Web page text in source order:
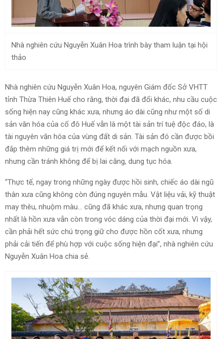
Nhà nghiên cứu Nguyễn Xuân Hoa trình bày tham luận tại hội
thảo
Nhà nghiên cứu Nguyễn Xuân Hoa, nguyên Giám đốc Sở VHTT
tỉnh Thừa Thiên Huế cho rằng, thời đại đã đổi khác, nhu cầu cuộc
sống hiện nay cũng khác xưa, nhưng áo dài cũng như một số di
sản văn hóa của cố đô Huế vẫn là một tài sản trí tuệ độc đáo, là
tài nguyên văn hóa của vùng đất di sản. Tài sản đó cần được bồi
đắp thêm những giá trị mới để kết nối với mạch nguồn xưa,
nhưng cần tránh không để bị lai căng, dung tục hóa.
“Thực tế, ngay trong những ngày được hồi sinh, chiếc áo dài ngũ
thân xưa cũng không còn đúng nguyên mẫu. Vật liệu vải, kỹ thuật
may thêu, nhuộm màu… cũng đã khác xưa, nhưng quan trọng
nhất là hồn xưa vẫn còn trong vóc dáng của thời đại mới. Vì vậy,
cần phải hết sức chú trọng giữ cho được hồn cốt xưa, nhưng
phải cải tiến để phù hợp với cuộc sống hiện đại”, nhà nghiên cứu
Nguyễn Xuân Hoa chia sẻ.